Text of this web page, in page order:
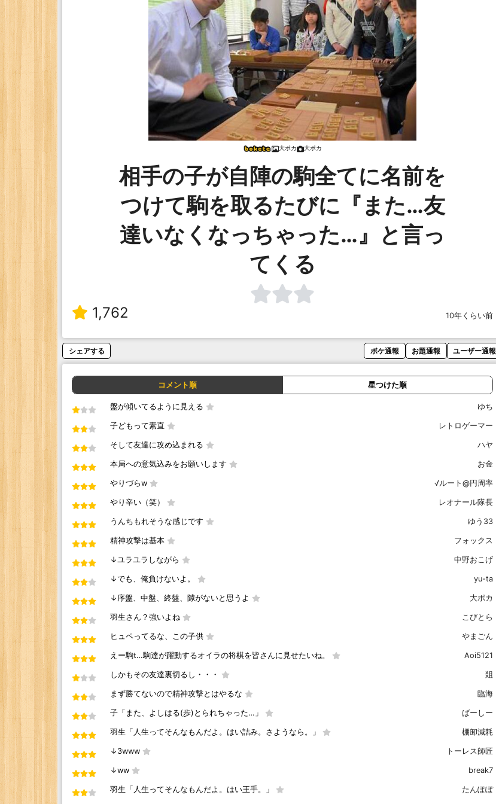
大ポカ 大ポカ
相手の子が自陣の駒全てに名前を
つけて駒を取るたびに『また…友
達いなくなっちゃった…』と言っ
てくる
1,762 10年くらい前
シェアする ボケ通報 お題通報 ユーザー通報
コメント順 星つけた順
盤が傾いてるように見える ゆち
子どもって素直 レトロゲーマー
そして友達に攻め込まれる ハヤ
本局への意気込みをお願いします お金
やりづらw √ルート@円周率
やり辛い（笑） レオナール隊長
うんちもれそうな感じです ゆう33
精神攻撃は基本 フォックス
↓ユラユラしながら 中野おこげ
↓でも、俺負けないよ。 yu-ta
↓序盤、中盤、終盤、隙がないと思うよ 大ポカ
羽生さん？強いよね こびとら
ヒュペってるな、この子供 やまごん
えー駒t…駒達が躍動するオイラの将棋を皆さんに見せたいね。 Aoi5121
しかもその友達裏切るし・・・ 爼
まず勝てないので精神攻撃とはやるな 臨海
子「また、よしはる(歩)とられちゃった…」 ばーしー
羽生「人生ってそんなもんだよ。はい詰み。さようなら。」 棚卸減耗
↓3www トーレス師匠
↓ww break7
羽生「人生ってそんなもんだよ。はい王手。」 たんぽぽ